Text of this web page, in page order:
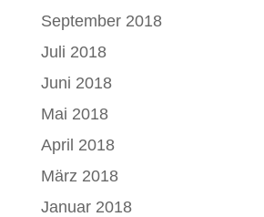
September 2018
Juli 2018
Juni 2018
Mai 2018
April 2018
März 2018
Januar 2018